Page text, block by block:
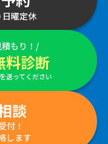
曜定休
もり！/
料診断
送ってください
談
付！
します